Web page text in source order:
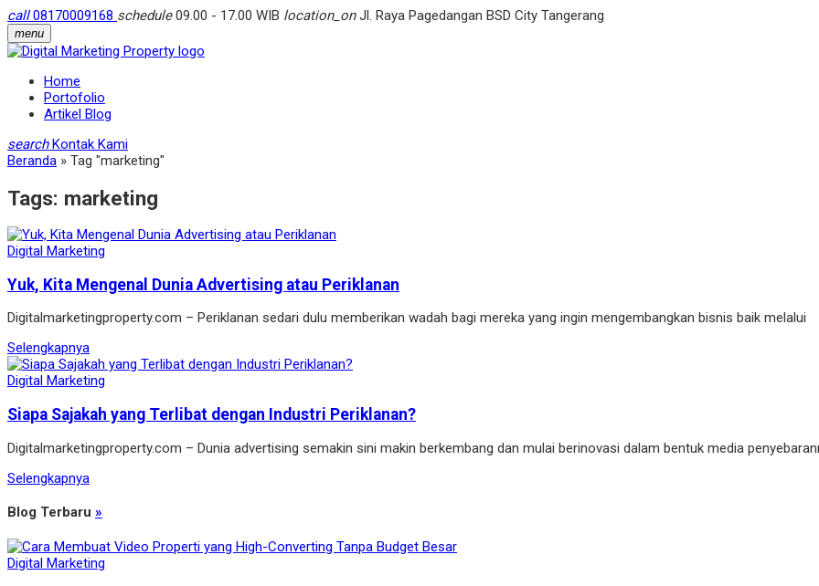
call08170009168 schedule09.00 - 17.00 WIB location_onJl. Raya Pagedangan BSD City Tangerang
menu
Home
Portofolio
Artikel Blog
search Kontak Kami
Beranda » Tag "marketing"
Tags: marketing
Digital Marketing
Yuk, Kita Mengenal Dunia Advertising atau Periklanan
Digitalmarketingproperty.com – Periklanan sedari dulu memberikan wadah bagi mereka yang ingin mengembangkan bisnis baik melalui
Selengkapnya
Digital Marketing
Siapa Sajakah yang Terlibat dengan Industri Periklanan?
Digitalmarketingproperty.com – Dunia advertising semakin sini makin berkembang dan mulai berinovasi dalam bentuk media
Selengkapnya
Blog Terbaru »
Digital Marketing